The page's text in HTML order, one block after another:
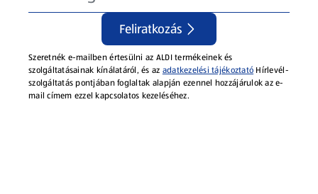
Feliratkozás
Szeretnék e-mailben értesülni az ALDI termékeinek és
szolgáltatásainak kínálatáról, és az adatkezelési tájékoztató Hírlevél-
szolgáltatás pontjában foglaltak alapján ezennel hozzájárulok az e-
mail címem ezzel kapcsolatos kezeléséhez.